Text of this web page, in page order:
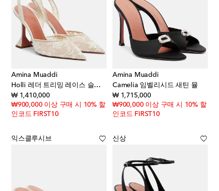
Amina Muaddi
Holli 레더 트리밍 레이스 슬링백 펌프스
₩ 1,410,000original price
₩900,000 이상 구매 시 10% 할
인코드 FIRST10
Amina Muaddi
Camelia 임벨리시드 새틴 뮬
₩ 1,715,000original price
₩900,000 이상 구매 시 10% 할
인코드 FIRST10
익스클루시브 신상